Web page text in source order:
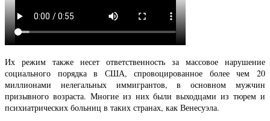
Их режим также несет ответственность за массовое нарушение
социального порядка в США, спровоцированное более чем 20
миллионами нелегальных иммигрантов, в основном мужчин
призывного возраста. Многие из них были выходцами из тюрем и
психиатрических больниц в таких странах, как Венесуэла.